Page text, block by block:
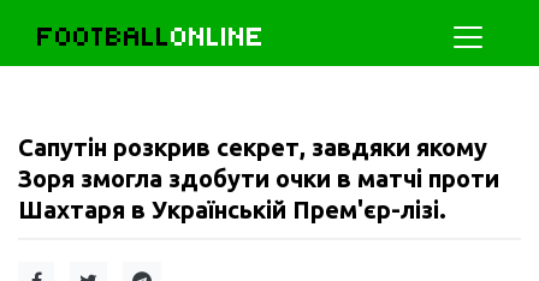
FOOTBALLONLINE
Сапутін розкрив секрет, завдяки якому
Зоря змогла здобути очки в матчі проти
Шахтаря в Українській Прем'єр-лізі.